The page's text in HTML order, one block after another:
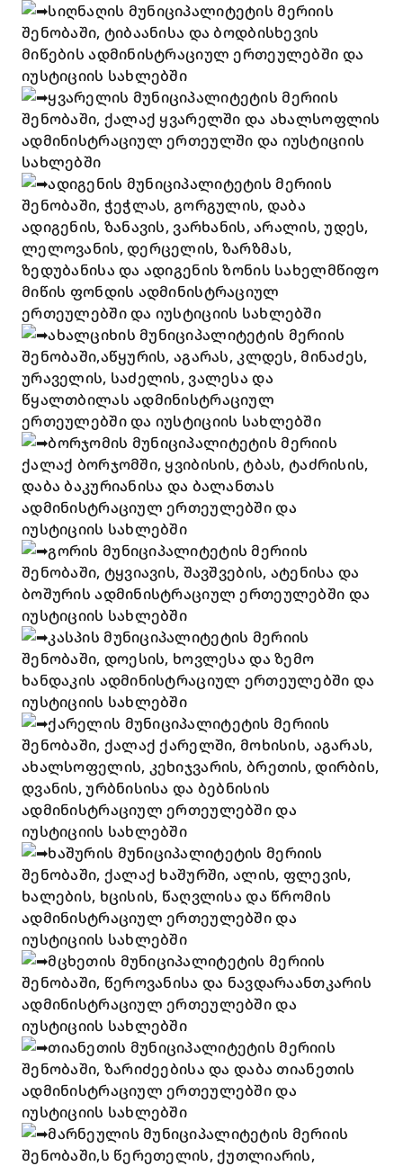
სიღნაღის მუნიციპალიტეტის მერიის
შენობაში, ტიბაანისა და ბოდბისხევის
მიწების ადმინისტრაციულ ერთეულებში და
იუსტიციის სახლებში
ყვარელის მუნიციპალიტეტის მერიის
შენობაში, ქალაქ ყვარელში და ახალსოფლის
ადმინისტრაციულ ერთეულში და იუსტიციის
სახლებში
ადიგენის მუნიციპალიტეტის მერიის
შენობაში, ჭეჭლას, გორგულის, დაბა
ადიგენის, ზანავის, ვარხანის, არალის, უდეს,
ლელოვანის, დერცელის, ზარზმას,
ზედუბანისა და ადიგენის ზონის სახელმწიფო
მიწის ფონდის ადმინისტრაციულ
ერთეულებში და იუსტიციის სახლებში
ახალციხის მუნიციპალიტეტის მერიის
შენობაში,აწყურის, აგარას, კლდეს, მინაძეს,
ურაველის, საძელის, ვალესა და
წყალთბილას ადმინისტრაციულ
ერთეულებში და იუსტიციის სახლებში
ბორჯომის მუნიციპალიტეტის მერიის
ქალაქ ბორჯომში, ყვიბისის, ტბას, ტაძრისის,
დაბა ბაკურიანისა და ბალანთას
ადმინისტრაციულ ერთეულებში და
იუსტიციის სახლებში
გორის მუნიციპალიტეტის მერიის
შენობაში, ტყვიავის, შავშვების, ატენისა და
ბოშურის ადმინისტრაციულ ერთეულებში და
იუსტიციის სახლებში
კასპის მუნიციპალიტეტის მერიის
შენობაში, დოესის, ხოვლესა და ზემო
ხანდაკის ადმინისტრაციულ ერთეულებში და
იუსტიციის სახლებში
ქარელის მუნიციპალიტეტის მერიის
შენობაში, ქალაქ ქარელში, მოხისის, აგარას,
ახალსოფელის, კეხიჯვარის, ბრეთის, დირბის,
დვანის, ურბნისისა და ბებნისის
ადმინისტრაციულ ერთეულებში და
იუსტიციის სახლებში
ხაშურის მუნიციპალიტეტის მერიის
შენობაში, ქალაქ ხაშურში, ალის, ფლევის,
ხალების, ხცისის, წაღვლისა და წრომის
ადმინისტრაციულ ერთეულებში და
იუსტიციის სახლებში
მცხეთის მუნიციპალიტეტის მერიის
შენობაში, წეროვანისა და ნავდარაანთკარის
ადმინისტრაციულ ერთეულებში და
იუსტიციის სახლებში
თიანეთის მუნიციპალიტეტის მერიის
შენობაში, ზარიძეებისა და დაბა თიანეთის
ადმინისტრაციულ ერთეულებში და
იუსტიციის სახლებში
მარნეულის მუნიციპალიტეტის მერიის
შენობაში,ს წერეთელის, ქუთლიარის,